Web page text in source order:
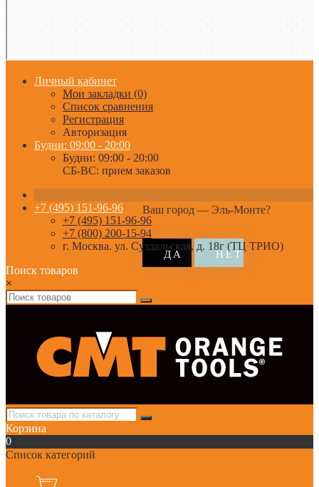
Личный кабинет
Мои закладки (0)
Список сравнения
Регистрация
Авторизация
Будни: 09:00 - 20:00
Будни: 09:00 - 20:00
СБ-ВС: прием заказов
Ваш город — Эль-Монте?
+7 (495) 151-96-96
+7 (495) 151-96-96
+7 (800) 200-15-94
г. Москва. ул. Суздальская, д. 18г (ТЦ ТРИО)
Поиск товаров
×
Корзина
0
Список категорий